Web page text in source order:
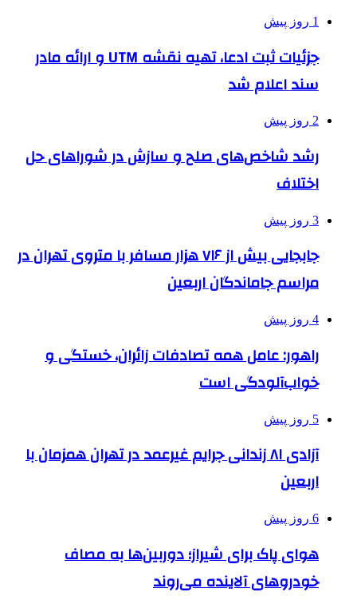
1 روز پیش
جزئیات ثبت ادعا، تهیه نقشه UTM و ارائه مادر
سند اعلام شد
2 روز پیش
رشد شاخص‌های صلح و سازش در شوراهای حل
اختلاف
3 روز پیش
جابجایی بیش از ۷۱۶ هزار مسافر با متروی تهران در
مراسم جاماندگان اربعین
4 روز پیش
راهور: عامل همه تصادفات زائران، خستگی و
خواب‌آلودگی است
5 روز پیش
آزادی ۸۱ زندانی جرایم غیرعمد در تهران همزمان با
اربعین
6 روز پیش
هوای پاک برای شیراز؛ دوربین‌ها به مصاف
خودروهای آلاینده می‌روند